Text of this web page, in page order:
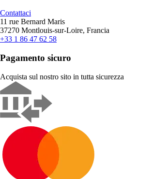
Contattaci
11 rue Bernard Maris
37270 Montlouis-sur-Loire, Francia
+33 1 86 47 62 58
Pagamento sicuro
Acquista sul nostro sito in tutta sicurezza